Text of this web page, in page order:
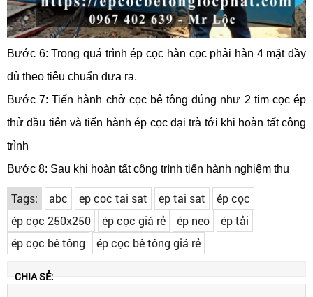
Bước 6: Trong quá trình ép cọc hàn cọc phải hàn 4 mặt đầy
đủ theo tiêu chuẩn đưa ra.
Bước 7: Tiến hành chở cọc bê tông đúng như 2 tim cọc ép
thử đầu tiên và tiến hành ép cọc đại trà tới khi hoàn tất công
trình
Bước 8: Sau khi hoàn tất công trình tiến hành nghiệm thu
Tags: abc ep coc tai sat ep tai sat
ép cọc
ép cọc 250x250
ép cọc giá rẻ ép neo
ép tải
ép cọc bê tông
ép cọc bê tông giá rẻ
CHIA SẺ: